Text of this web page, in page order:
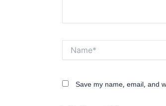
Save my name, email, and